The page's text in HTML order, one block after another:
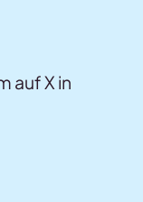
auf X in